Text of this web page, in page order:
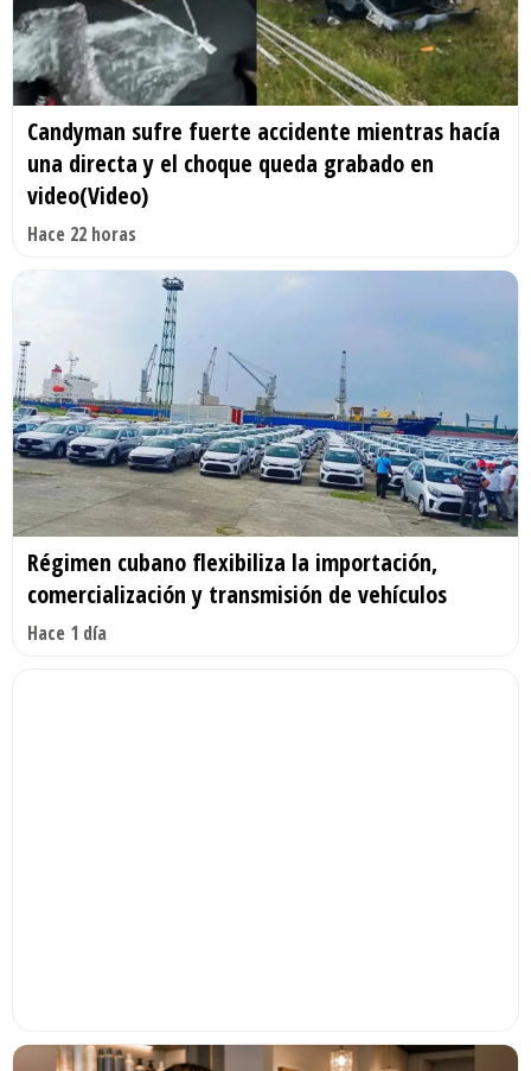
Candyman sufre fuerte accidente mientras hacía
una directa y el choque queda grabado en
video(Video)
Hace 22 horas
Régimen cubano flexibiliza la importación,
comercialización y transmisión de vehículos
Hace 1 día